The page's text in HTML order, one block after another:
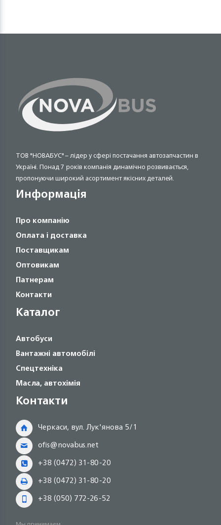
ТОВ "НОВАБУС" – лідер у сфері постачання автозапчастин в
Україні. Понад 7 років компанія динамічно розвивається,
пропонуючи широкий асортимент якісних деталей.
Информація
Про компанію
Оплата і доставка
Поставщикам
Оптовикам
Патнерам
Контакти
Каталог
Автобуси
Вантажні автомобілі
Спецтехніка
Масла, автохімія
Контакти
Черкаси, вул. Лук'янова 5/1
ofis@novabus.net
+38 (0472) 31-80-20
+38 (0472) 31-80-20
+38 (050) 772-26-52